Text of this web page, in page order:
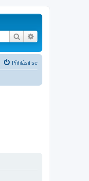
Hledat
Přihlásit se